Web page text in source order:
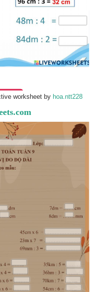
worksheet by hoa.ntt228